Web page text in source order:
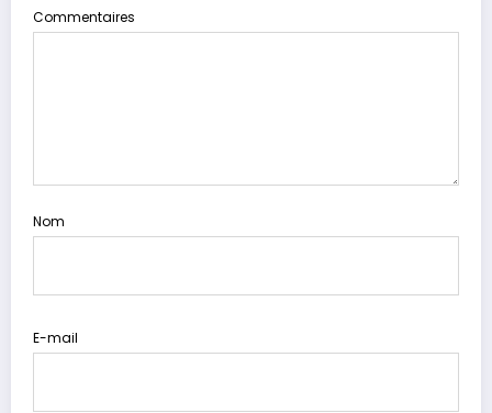
Commentaires
Nom
E-mail